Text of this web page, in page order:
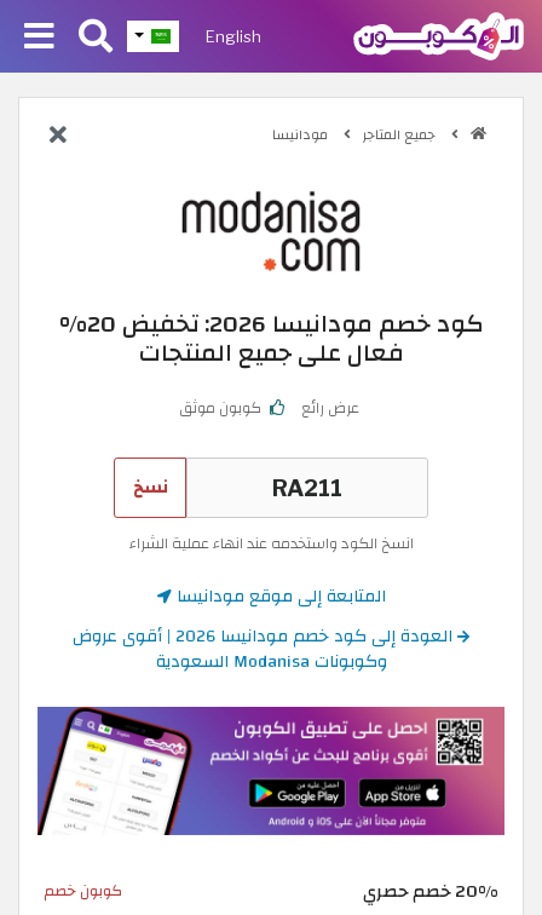
English
جميع المتاجر مودانيسا
كود خصم مودانيسا 2026: تخفيض 20%
فعال على جميع المنتجات
عرض رائع كوبون موثق
نسخ
انسخ الكود واستخدمه عند انهاء عملية الشراء
المتابعة إلى موقع مودانيسا
العودة إلى كود خصم مودانيسا 2026 | أقوى عروض
وكوبونات Modanisa السعودية
20% خصم حصري كوبون خصم